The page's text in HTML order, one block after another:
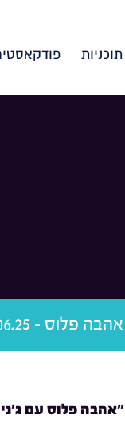
תוכניות
אהבה פלוס - 11.06.25
"אהבה פלוס עם